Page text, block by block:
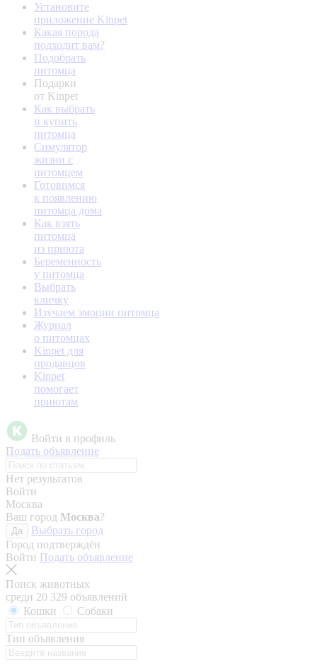
Установите
приложение Kinpet
Какая порода
подходит вам?
Подобрать
питомца
Подарки
от Kinpet
Как выбрать
и купить
питомца
Симулятор
жизни с
питомцем
Готовимся
к появлению
питомца дома
Как взять
питомца
из приюта
Беременность
у питомца
Выбрать
кличку
Изучаем эмоции питомца
Журнал
о питомцах
Kinpet для
продавцов
Kinpet
помогает
приютам
Войти в профиль
Подать объявление
Нет результатов
Войти
Москва
Ваш город Москва?
Да
Выбрать город
Город подтверждён
Войти Подать объявление
Поиск животных
среди 20 329 объявлений
Кошки
Собаки
Тип объявления